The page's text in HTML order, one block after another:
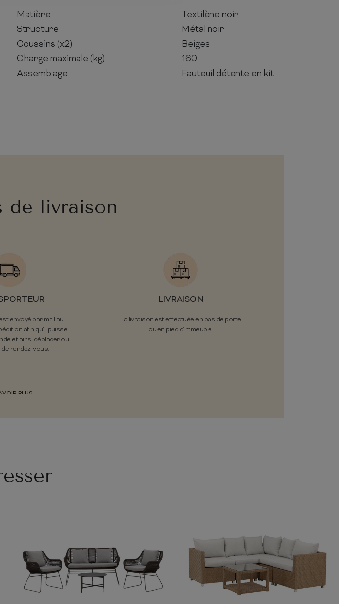
Matière
Textilène noir
Structure
Métal noir
Coussins (x2)
Beiges
Charge maximale (kg)
160
Assemblage
Fauteuil détente en kit
de livraison
envoyé par mail au
afin qu'il puisse
et ainsi déplacer ou
de rendez-vous.
LIVRAISON
La livraison est effectuée en pas de porte
ou en pied d’immeuble.
PLUS